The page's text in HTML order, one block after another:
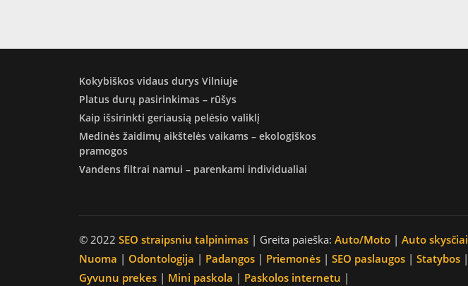
Kokybiškos vidaus durys Vilniuje
Platus durų pasirinkimas – rūšys
Kaip išsirinkti geriausią pelėsio valiklį
Medinės žaidimų aikštelės vaikams – ekologiškos
pramogos
Vandens filtrai namui – parenkami individualiai
© 2022 SEO straipsniu talpinimas | Greita paieška: Auto/Moto | Auto skysčiai
Nuoma | Odontologija | Padangos | Priemonės | SEO paslaugos | Statybos |
Gyvunu prekes | Mini paskola | Paskolos internetu |